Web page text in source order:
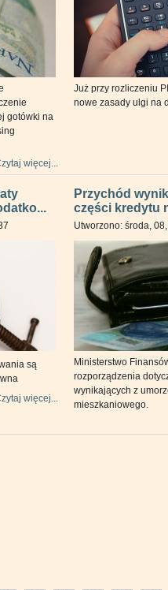
gotówki na
więcej...
Już przy rozliczeniu
nowe zasady ulgi na
są
więcej...
Przychód
części kredytu
Utworzono: środa,
Ministerstwo
rozporządzenia
wynikających z
mieszkaniowego.